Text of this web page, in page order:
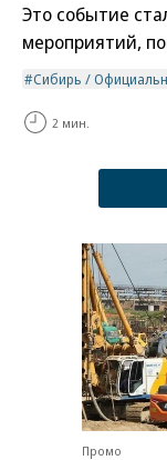
Это событие
мероприятий,
Сибирь /
2 мин.
Промо